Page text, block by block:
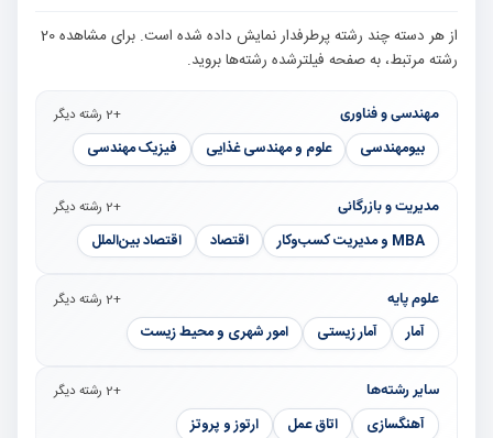
از هر دسته چند رشته پرطرفدار نمایش داده شده است. برای مشاهده 20
رشته مرتبط، به صفحه فیلترشده رشته‌ها بروید.
مهندسی و فناوری +2 رشته دیگر
بیومهندسی علوم و مهندسی غذایی فیزیک مهندسی
مدیریت و بازرگانی +2 رشته دیگر
MBA و مدیریت کسب‌وکار اقتصاد اقتصاد بین‌الملل
علوم پایه +2 رشته دیگر
آمار آمار زیستی امور شهری و محیط زیست
سایر رشته‌ها +2 رشته دیگر
آهنگسازی اتاق عمل ارتوز و پروتز